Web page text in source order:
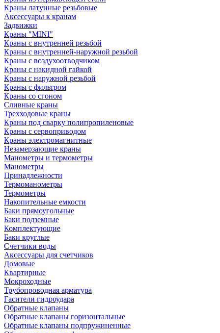
Краны латунные резьбовые
Аксессуары к кранам
Задвижки
Краны "MINI"
Краны с внутренней резьбой
Краны с внутренней-наружной резьбой
Краны с воздухоотводчиком
Краны с накидной гайкой
Краны с наружной резьбой
Краны с фильтром
Краны со сгоном
Сливные краны
Трехходовые краны
Краны под сварку полипропиленовые
Краны с сервоприводом
Краны электромагнитные
Незамерзающие краны
Манометры и термометры
Манометры
Принадлежности
Термоманометры
Термометры
Накопительные емкости
Баки прямоугольные
Баки подземные
Комплектующие
Баки круглые
Счетчики воды
Аксессуары для счетчиков
Домовые
Квартирные
Мокроходные
Трубопроводная арматура
Гасители гидроудара
Обратные клапаны
Обратные клапаны горизонтальные
Обратные клапаны подпружиненные